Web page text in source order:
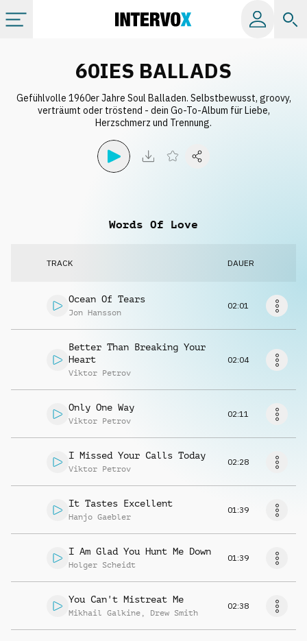
Alle Alben
Info
Musikanfrage
60IES BALLADS
Gefühlvolle 1960er Jahre Soul Balladen. Selbstbewusst, groovy,
verträumt oder tröstend - dein Go-To-Album für Liebe,
Herzschmerz und Trennung.
Words Of Love
TRACK DAUER
Ocean Of Tears
Jon Hansson
02:01
Better Than Breaking Your
Heart
Viktor Petrov
02:04
Only One Way
Viktor Petrov
02:11
I Missed Your Calls Today
Viktor Petrov
02:28
It Tastes Excellent
Hanjo Gaebler
01:39
I Am Glad You Hunt Me Down
Holger Scheidt
01:39
You Can't Mistreat Me
Mikhail Galkine , Drew Smith
02:38